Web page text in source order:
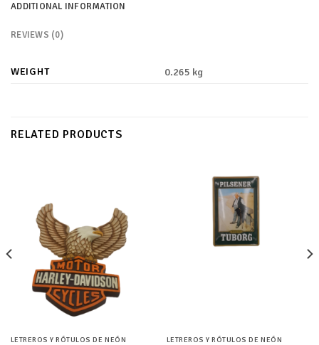
ADDITIONAL INFORMATION
REVIEWS (0)
WEIGHT 0.265 kg
RELATED PRODUCTS
LETREROS Y RÓTULOS DE NEÓN LETREROS Y RÓTULOS DE NEÓN